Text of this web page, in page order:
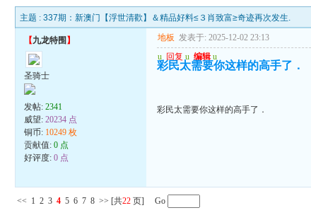
主题 :337期：新澳门【浮世清歡】＆精品好料≤３肖致富≥奇迹再次发生.
【九龙特围 】
圣骑士
发帖:2341
威望:20234 点
铜币: 10249 枚
贡献值:0 点
好评度:0 点
地板 发表于: 2025-12-02 23:13
u 回复 u 编辑 u
彩民太需要你这样的高手了．
彩民太需要你这样的高手了．
<< 1 2 3 4 5 6 7 8 >> [共22 页] Go